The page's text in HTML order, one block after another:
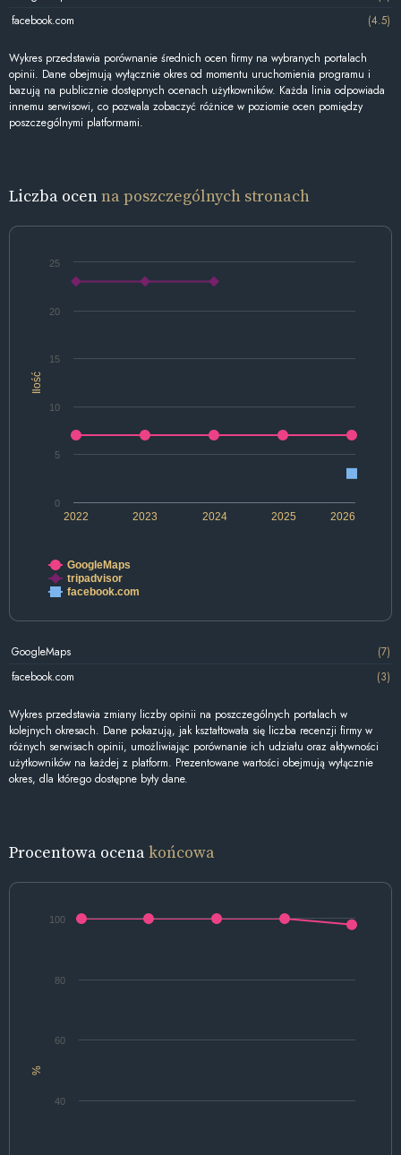
facebook.com
(4.5)
Wykres przedstawia porównanie średnich ocen firmy na wybranych portalach
opinii. Dane obejmują wyłącznie okres od momentu uruchomienia programu i
bazują na publicznie dostępnych ocenach użytkowników. Każda linia odpowiada
innemu serwisowi, co pozwala zobaczyć różnice w poziomie ocen pomiędzy
poszczególnymi platformami.
Liczba ocenna poszczególnych stronach
Ilość
2022 2024 2026
2023 2025
0
5
10
15
20
25
GoogleMaps
tripadvisor
facebook.com
GoogleMaps
(7)
facebook.com
(3)
Wykres przedstawia zmiany liczby opinii na poszczególnych portalach w
kolejnych okresach. Dane pokazują, jak kształtowała się liczba recenzji firmy w
różnych serwisach opinii, umożliwiając porównanie ich udziału oraz aktywności
użytkowników na każdej z platform. Prezentowane wartości obejmują wyłącznie
okres, dla którego dostępne były dane.
Procentowa ocenakońcowa
%
40
60
80
100